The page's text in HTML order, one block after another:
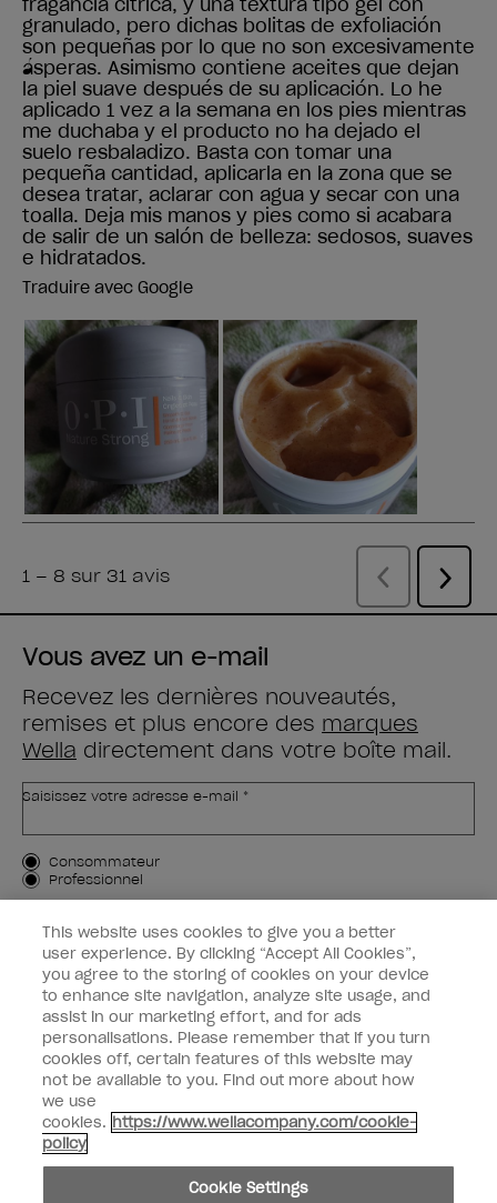
Vous avez un e-mail
Recevez les dernières nouveautés,
remises et plus encore des marques
Wella directement dans votre boîte mail.
Saisissez votre adresse e-mail *
Type de client
Consommateur
Professionnel
M'INSCRIRE
Informations clients
OPI & vous
instagramfacebook
This website uses cookies to give you a better
user experience. By clicking “Accept All Cookies”,
you agree to the storing of cookies on your device
to enhance site navigation, analyze site usage, and
assist in our marketing effort, and for ads
personalisations. Please remember that if you turn
cookies off, certain features of this website may
not be available to you. Find out more about how
we use
cookies. https://www.wellacompany.com/cookie-
policy
Cookie Settings